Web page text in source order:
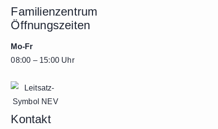
Familienzentrum
Öffnungszeiten
Mo-Fr
08:00 – 15:00 Uhr
Kontakt